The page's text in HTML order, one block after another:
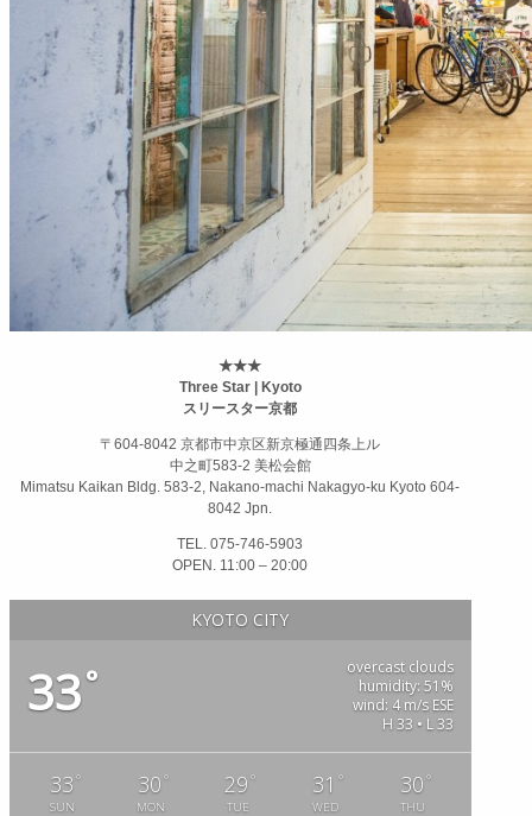
★★★
Three Star | Kyoto
スリースター京都
〒604-8042 京都市中京区新京極通四条上ル
中之町583-2 美松会館
Mimatsu Kaikan Bldg. 583-2, Nakano-machi Nakagyo-ku Kyoto 604-
8042 Jpn.
TEL. 075-746-5903
OPEN. 11:00 – 20:00
KYOTO CITY
33°
overcast clouds
humidity: 51%
wind: 4 m/s ESE
H 33 • L 33
33 °
SUN
30 °
MON
29 °
TUE
31 °
WED
30 °
THU